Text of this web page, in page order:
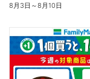
8月3日 ～8月10日